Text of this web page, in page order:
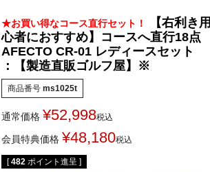
★お買い得なコース直行セット！
【右利き
心者におすすめ】コースへ直行18点
AFECTO CR-01 レディースセット
：【製造直販ゴルフ屋】※
商品番号 ms1025t
通常価格 ¥52,998税込
会員特典価格 ¥48,180税込
[ 482 ポイント進呈 ]